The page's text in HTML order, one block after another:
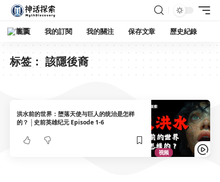
首頁 我的訂閱 我的關注 保存文章 歷史紀錄
标签： 該隱後裔
视频
洪水前的世界：堕落天使与巨人的统治是怎样
的？ │史前英雄纪元 Episode 1-6